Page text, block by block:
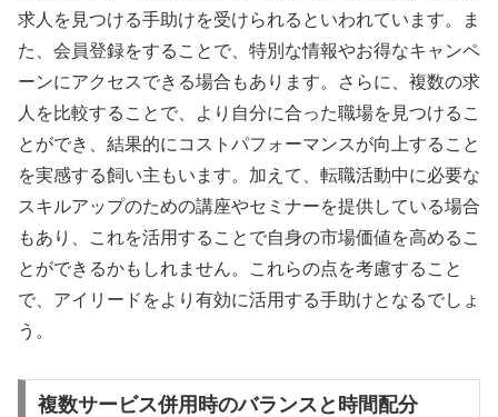
求人を見つける手助けを受けられるといわれています。ま
た、会員登録をすることで、特別な情報やお得なキャンペ
ーンにアクセスできる場合もあります。さらに、複数の求
人を比較することで、より自分に合った職場を見つけるこ
とができ、結果的にコストパフォーマンスが向上すること
を実感する飼い主もいます。加えて、転職活動中に必要な
スキルアップのための講座やセミナーを提供している場合
もあり、これを活用することで自身の市場価値を高めるこ
とができるかもしれません。これらの点を考慮すること
で、アイリードをより有効に活用する手助けとなるでしょ
う。
複数サービス併用時のバランスと時間配分